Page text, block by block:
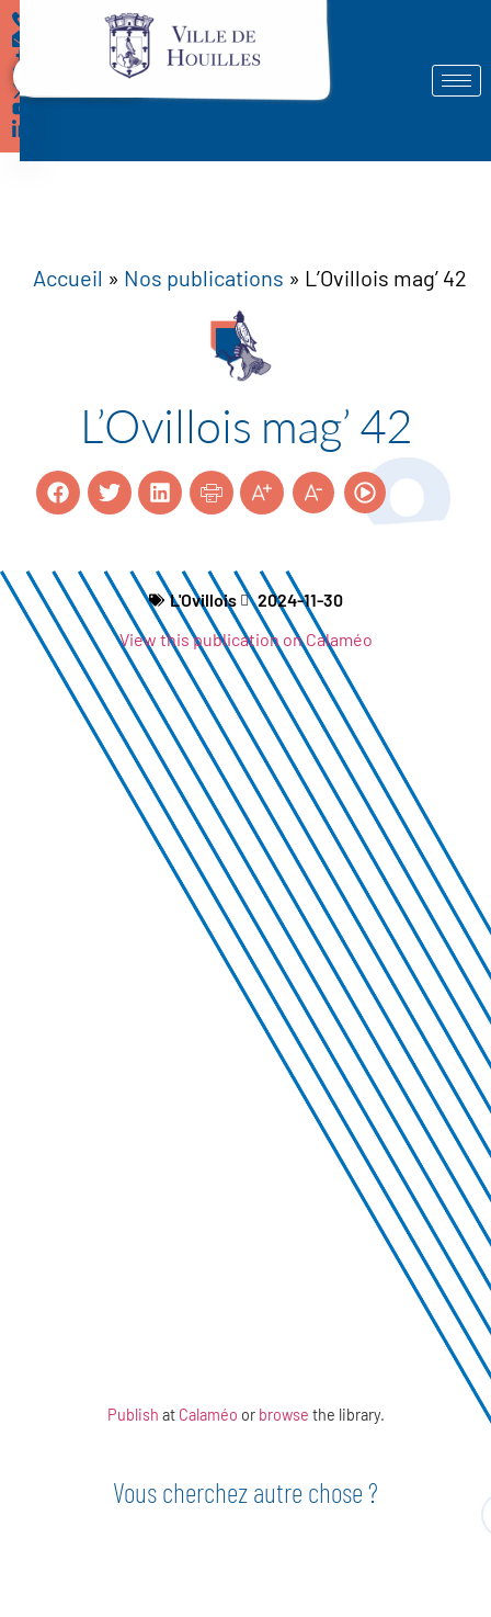
Démarches
Accueil » Nos publications » L’Ovillois mag’ 42
L’Ovillois mag’ 42
L'Ovillois
2024-11-30
View this publication on Calaméo
Publish at Calaméo or browse the library.
Vous cherchez autre chose ?